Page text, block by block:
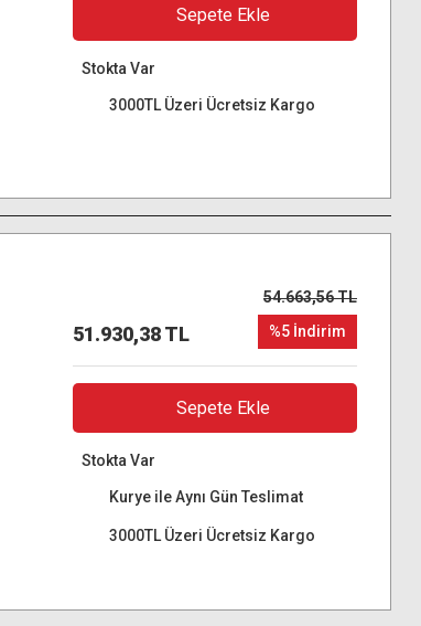
Sepete Ekle
Stokta Var
3000TL Üzeri Ücretsiz Kargo
51.930,38 TL
54.663,56 TL
%5 İndirim
Sepete Ekle
Stokta Var
Kurye ile Aynı Gün Teslimat
3000TL Üzeri Ücretsiz Kargo